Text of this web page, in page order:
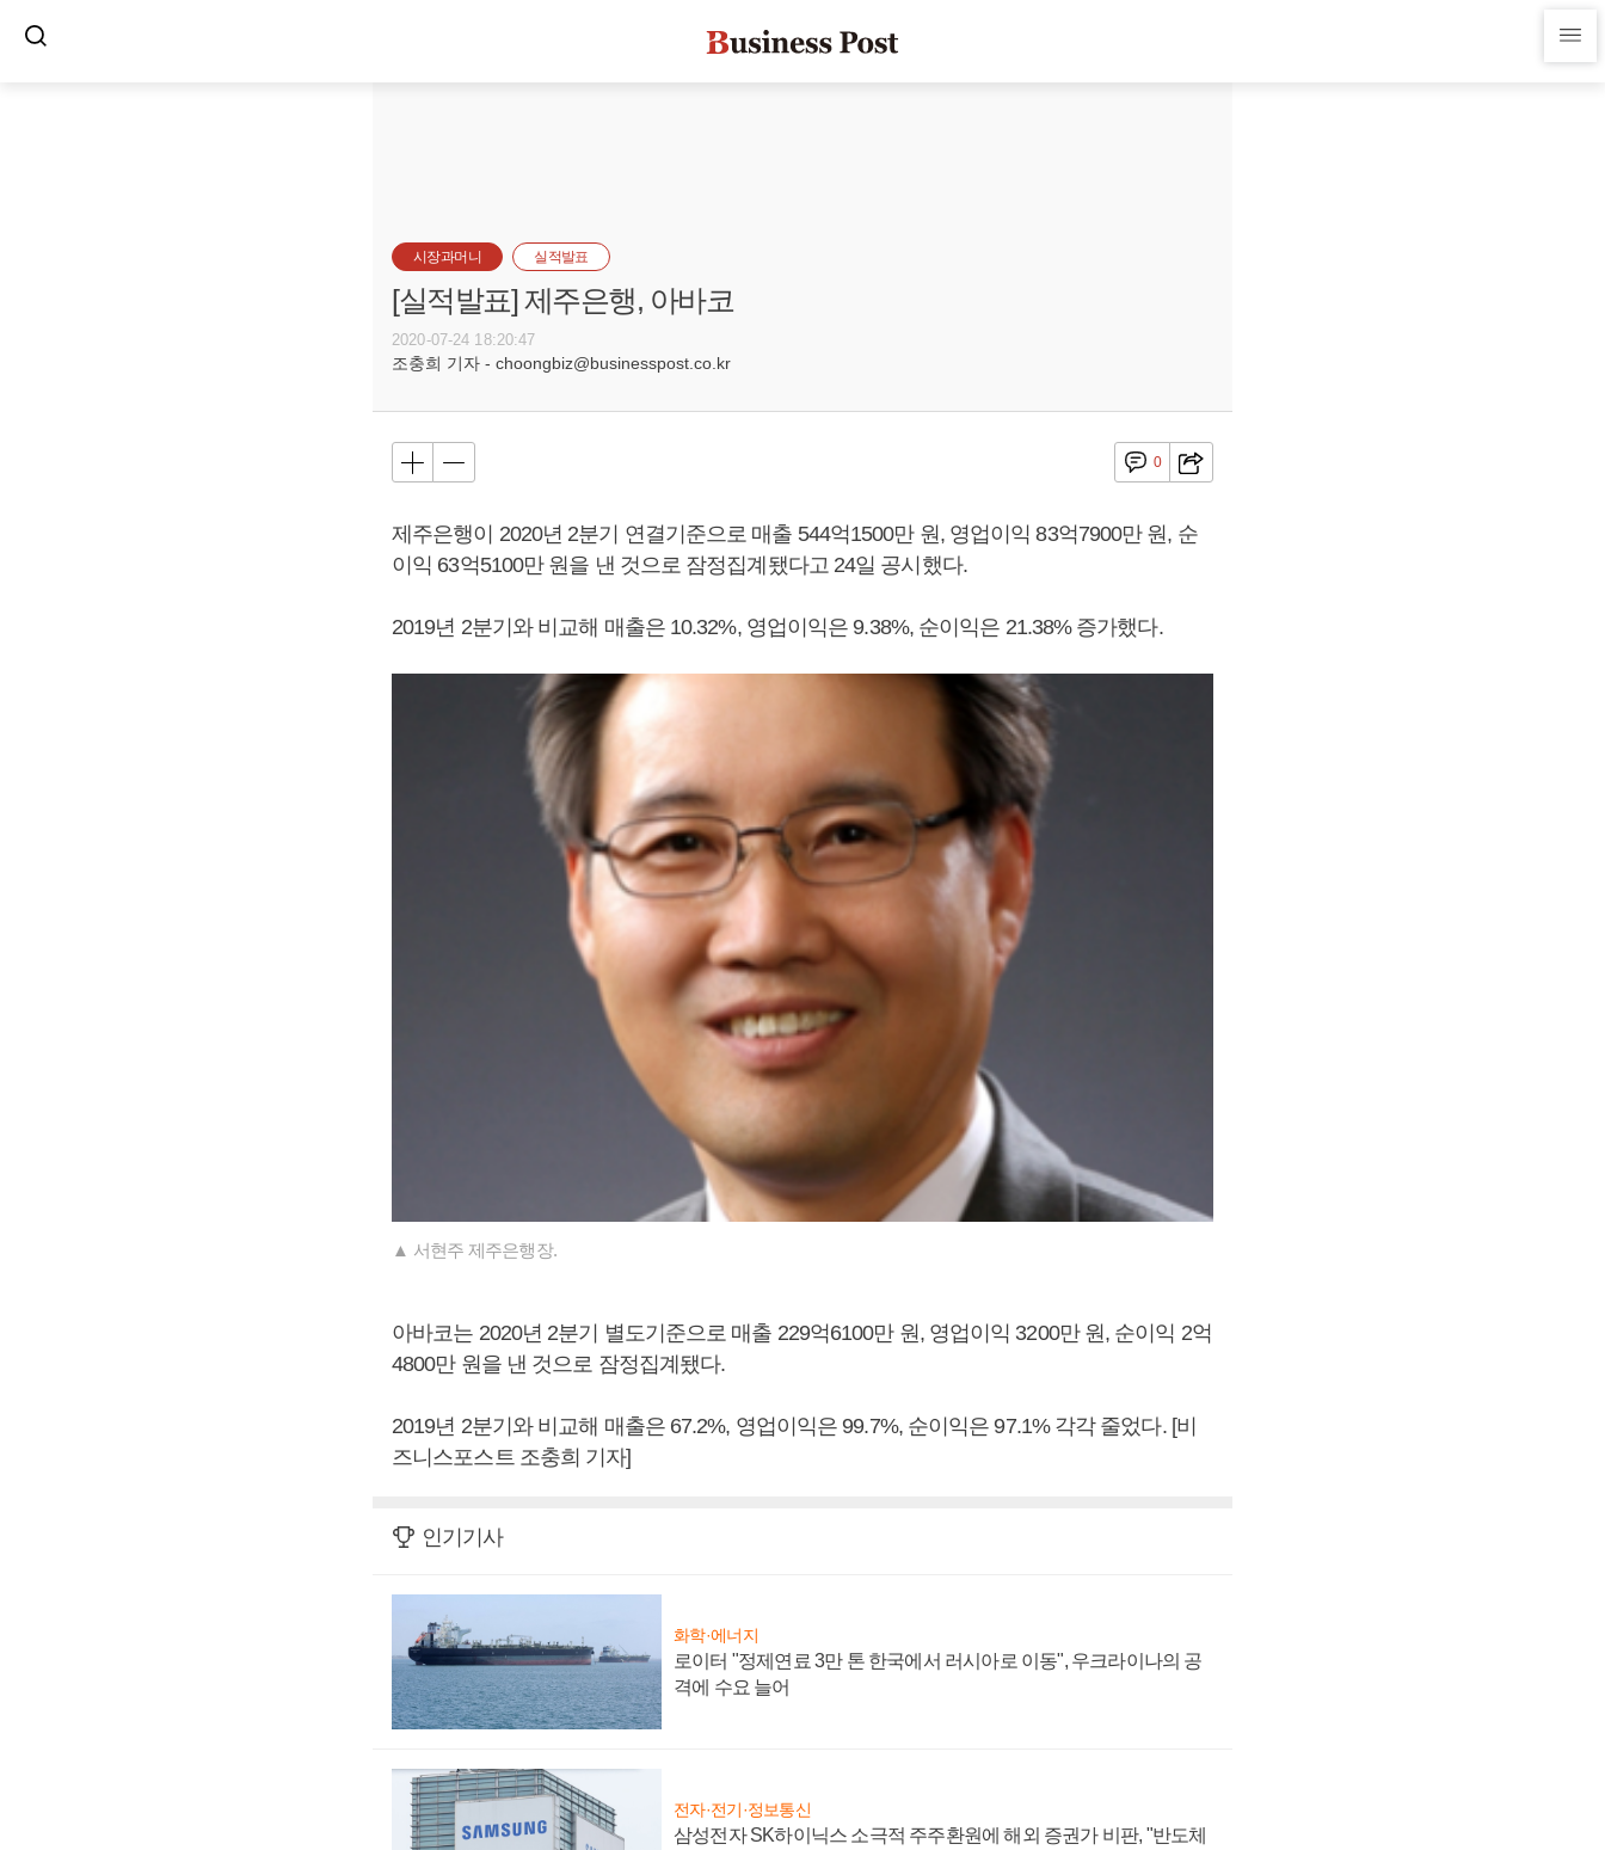
시장과머니 실적발표
[실적발표] 제주은행, 아바코
2020-07-24 18:20:47
조충희 기자 - choongbiz@businesspost.co.kr
0
제주은행이 2020년 2분기 연결기준으로 매출 544억1500만 원, 영업이익 83억7900만 원, 순
이익 63억5100만 원을 낸 것으로 잠정집계됐다고 24일 공시했다.
2019년 2분기와 비교해 매출은 10.32%, 영업이익은 9.38%, 순이익은 21.38% 증가했다.
▲ 서현주 제주은행장.
아바코는 2020년 2분기 별도기준으로 매출 229억6100만 원, 영업이익 3200만 원, 순이익 2억
4800만 원을 낸 것으로 잠정집계됐다.
2019년 2분기와 비교해 매출은 67.2%, 영업이익은 99.7%, 순이익은 97.1% 각각 줄었다. [비
즈니스포스트 조충희 기자]
인기기사
화학·에너지
로이터 "정제연료 3만 톤 한국에서 러시아로 이동", 우크라이나의 공
격에 수요 늘어
전자·전기·정보통신
삼성전자 SK하이닉스 소극적 주주환원에 해외 증권가 비판, "반도체